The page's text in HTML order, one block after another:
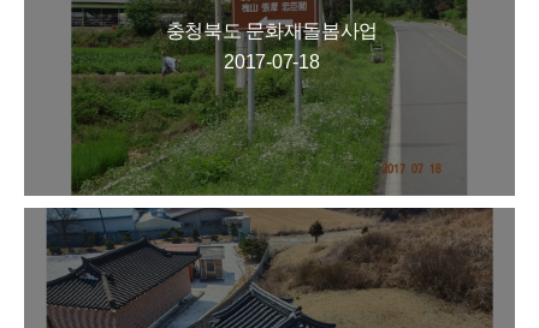
충청북도 문화재돌봄사업
2017-07-18